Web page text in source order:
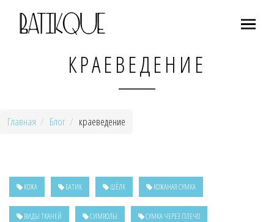
КРАЕВЕДЕНИЕ
Главная Блог краеведение
КОЖА БАТИК ШЁЛК КОЖАНАЯ СУМКА
ВИДЫ ТКАНЕЙ СИМВОЛЫ СУМКА ЧЕРЕЗ ПЛЕЧО